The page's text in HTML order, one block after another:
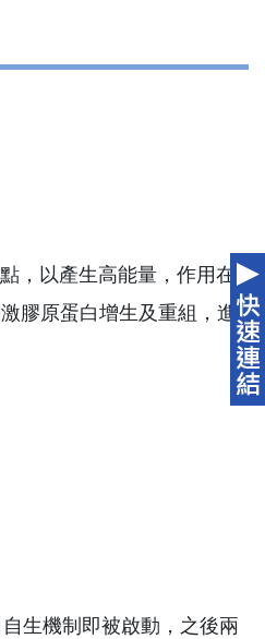
，以產生高能量，作用在
膠原蛋白增生及重組，進
生機制即被啟動，之後兩